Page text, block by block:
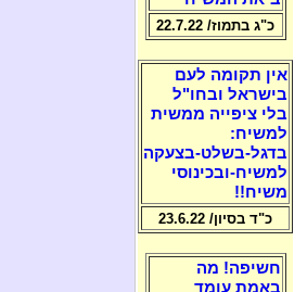
כ"ג בתמוז/ 22.7.22
אין תקומה לעם
בישראל ובחו"ל
בלי ציפייה ממשית
למשיח:
בדגל-בשלט-בצעקה
למשיח-ובכינוסי
משיח!!
כ"ד בסיון/ 23.6.22
חשיפה! מה
באמת עומד